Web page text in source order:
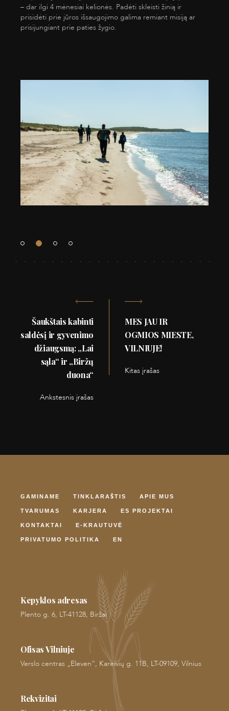
– dar ilgi 4 mėnesiai kelionės. Padėti skleisti žinią ir
prisidėti prie jūros išsaugojimo galima remiant misiją ar
prisijungiant prie paties žygio.
Navigacija
tarp
įrašų
Šaukštais kabinti
saldėsį ir gyvenimo
džiaugsmą: „Lai
sąla“ ir „Biržų
duona“
Ankstesnis įrašas
MES JAU IR
OGMIOS MIESTE,
VILNIUJE!
Kitas įrašas
GAMINAME TINKLARAŠTIS APIE MUS
TVARUMAS KARJERA ES PROJEKTAI
KONTAKTAI E-KRAUTUVĖ
PRIVATUMO POLITIKA EN
Kepyklos adresas
Plento g. 6, LT-41128, Biržai
Ofisas Vilniuje
Verslo centras „Eleven“, Kareivių g. 11B, LT-09109, Vilnius
Rekvizitai